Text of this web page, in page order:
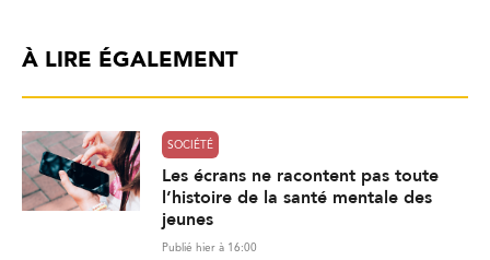
À LIRE ÉGALEMENT
SOCIÉTÉ
Les écrans ne racontent pas toute
l’histoire de la santé mentale des
jeunes
Publié hier à 16:00